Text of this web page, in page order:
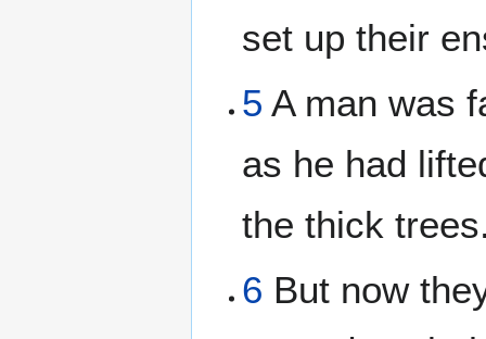
set up their
5 A man was
as he had
the thick
6 But now